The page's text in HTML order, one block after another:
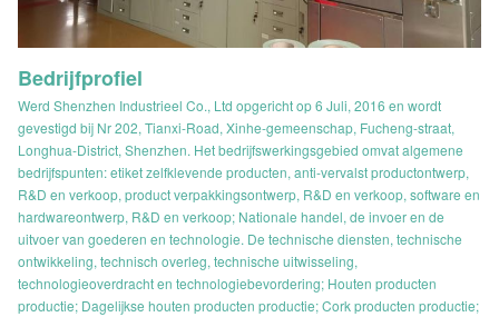
Bedrijfprofiel
Werd Shenzhen Industrieel Co., Ltd opgericht op 6 Juli, 2016 en wordt
gevestigd bij Nr 202, Tianxi-Road, Xinhe-gemeenschap, Fucheng-straat,
Longhua-District, Shenzhen. Het bedrijfswerkingsgebied omvat algemene
bedrijfspunten: etiket zelfklevende producten, anti-vervalst productontwerp,
R&D en verkoop, product verpakkingsontwerp, R&D en verkoop, software en
hardwareontwerp, R&D en verkoop; Nationale handel, de invoer en de
uitvoer van goederen en technologie. De technische diensten, technische
ontwikkeling, technisch overleg, technische uitwisseling,
technologieoverdracht en technologiebevordering; Houten producten
productie; Dagelijkse houten producten productie; Cork producten productie;